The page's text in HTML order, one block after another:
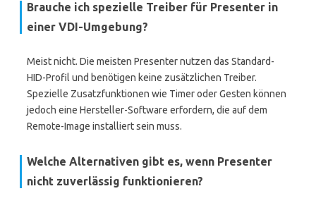
Brauche ich spezielle Treiber für Presenter in
einer VDI-Umgebung?
Meist nicht. Die meisten Presenter nutzen das Standard-
HID-Profil und benötigen keine zusätzlichen Treiber.
Spezielle Zusatzfunktionen wie Timer oder Gesten können
jedoch eine Hersteller-Software erfordern, die auf dem
Remote-Image installiert sein muss.
Welche Alternativen gibt es, wenn Presenter
nicht zuverlässig funktionieren?